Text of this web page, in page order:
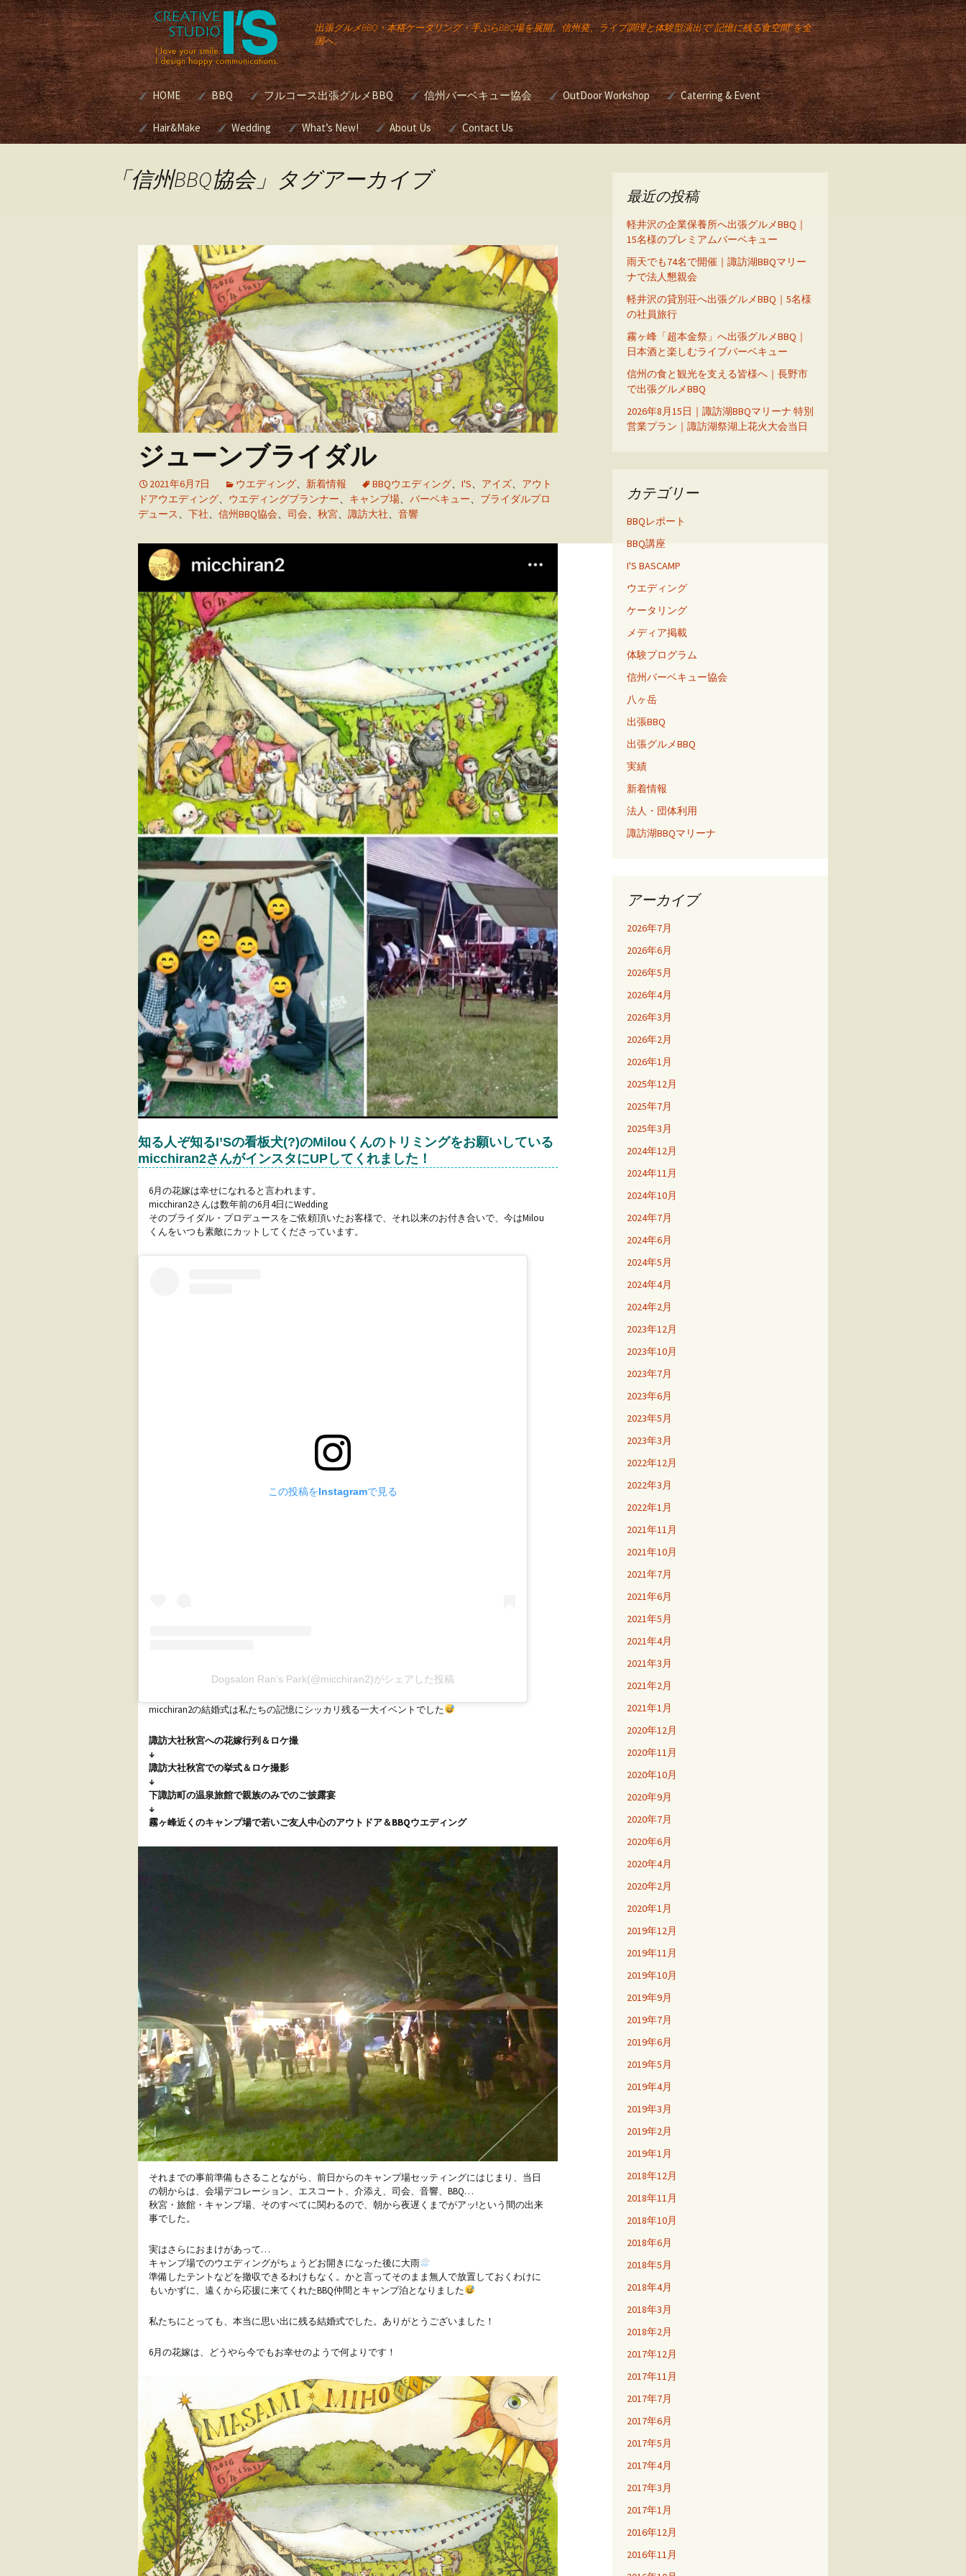
出張グルメBBQ・本格ケータリング・手ぶらBBQ場を展開。信州発、ライブ調理と体験型演出で“記憶に残る食空間”を全
国へ。
コ
ン
テ
ン
ツ
ス
キ
HOME BBQ
諏訪湖BBQマリーナ[公
式]
フルコース出張グルメBBQ
別荘・個人宅向け出張
グルメBBQ
本格BBQのケータリン
グサービス | Gourmet
BBQ Catering
アウトドア・ウエディ
ング
信州バーベキュー協会
JBBQA バーベキュー検
定
OutDoor Workshop
本格バーベキュー講座
簡単スモーク講座
BBQグリルのシーズニ
ング（ガスグリル）
Caterring & Event
Event & Catering バーベキュー イベント
Hair&Make
美容室のメニューと料
Wedding
ブライダルプロデュー
キリスト教式 神前挙
式 人前挙式 あなたは
どの挙式スタイルをお
考えですか？
アウトドア・ウエディ
ング
ユーザーズボイス
What’s New! About Us Contact Us
「信州BBQ協会」タグアーカイブ
ジューンブライダル
2021年6月7日 ウエディング、 新着情報 BBQウエディング、 I'S、 アイズ、 アウト
ドアウエディング、 ウエディングプランナー、 キャンプ場、 バーベキュー、 ブライダルプロ
デュース、 下社、 信州BBQ協会、 司会、 秋宮、 諏訪大社、 音響
知る人ぞ知るI’Sの看板犬(?)のMilouくんのトリミングをお願いしている
micchiran2さんがインスタにUPしてくれました！
6月の花嫁は幸せになれると言われます。
micchiran2さんは数年前の6月4日にWedding
そのブライダル・プロデュースをご依頼頂いたお客様で、それ以来のお付き合いで、今はMilou
くんをいつも素敵にカットしてくださっています。
この投稿をInstagramで見る
Dogsalon Ran’s Park(@micchiran2)がシェアした投稿
micchiran2の結婚式は私たちの記憶にシッカリ残る一大イベントでした
諏訪大社秋宮への花嫁行列＆ロケ撮
↓
諏訪大社秋宮での挙式＆ロケ撮影
↓
下諏訪町の温泉旅館で親族のみでのご披露宴
↓
霧ヶ峰近くのキャンプ場で若いご友人中心のアウトドア＆BBQウエディング
それまでの事前準備もさることながら、前日からのキャンプ場セッティングにはじまり、当日
の朝からは、会場デコレーション、エスコート、介添え、司会、音響、BBQ…
秋宮・旅館・キャンプ場、そのすべてに関わるので、朝から夜遅くまでがアッ!という間の出来
事でした。
実はさらにおまけがあって…
キャンプ場でのウエディングがちょうどお開きになった後に大雨
準備したテントなどを撤収できるわけもなく。かと言ってそのまま無人で放置しておくわけに
もいかずに、遠くから応援に来てくれたBBQ仲間とキャンプ泊となりました
私たちにとっても、本当に思い出に残る結婚式でした。ありがとうございました！
6月の花嫁は、どうやら今でもお幸せのようで何よりです！
最近の投稿
軽井沢の企業保養所へ出張グルメBBQ｜
15名様のプレミアムバーベキュー
雨天でも74名で開催｜諏訪湖BBQマリー
ナで法人懇親会
軽井沢の貸別荘へ出張グルメBBQ｜5名様
の社員旅行
霧ヶ峰「超本金祭」へ出張グルメBBQ｜
日本酒と楽しむライブバーベキュー
信州の食と観光を支える皆様へ｜長野市
で出張グルメBBQ
2026年8月15日｜諏訪湖BBQマリーナ 特別
営業プラン｜諏訪湖祭湖上花火大会当日
カテゴリー
BBQレポート
BBQ講座
I'S BASCAMP
ウエディング
ケータリング
メディア掲載
体験プログラム
信州バーベキュー協会
八ヶ岳
出張BBQ
出張グルメBBQ
実績
新着情報
法人・団体利用
諏訪湖BBQマリーナ
アーカイブ
2026年7月
2026年6月
2026年5月
2026年4月
2026年3月
2026年2月
2026年1月
2025年12月
2025年7月
2025年3月
2024年12月
2024年11月
2024年10月
2024年7月
2024年6月
2024年5月
2024年4月
2024年2月
2023年12月
2023年10月
2023年7月
2023年6月
2023年5月
2023年3月
2022年12月
2022年3月
2022年1月
2021年11月
2021年10月
2021年7月
2021年6月
2021年5月
2021年4月
2021年3月
2021年2月
2021年1月
2020年12月
2020年11月
2020年10月
2020年9月
2020年7月
2020年6月
2020年4月
2020年2月
2020年1月
2019年12月
2019年11月
2019年10月
2019年9月
2019年7月
2019年6月
2019年5月
2019年4月
2019年3月
2019年2月
2019年1月
2018年12月
2018年11月
2018年10月
2018年6月
2018年5月
2018年4月
2018年3月
2018年2月
2017年12月
2017年11月
2017年7月
2017年6月
2017年5月
2017年4月
2017年3月
2017年1月
2016年12月
2016年11月